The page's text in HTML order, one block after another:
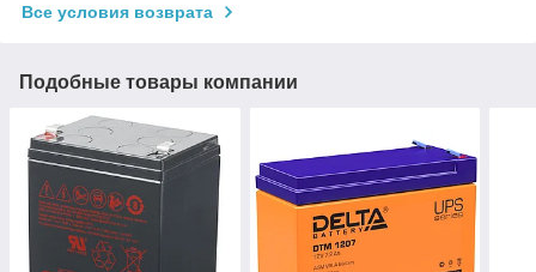
Все условия возврата
Подобные товары компании